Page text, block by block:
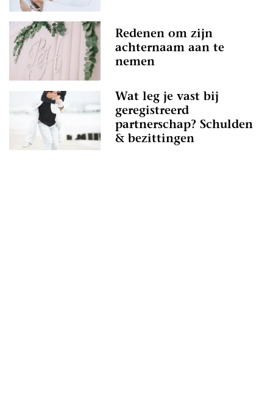
Redenen om zijn
achternaam aan te
nemen
Wat leg je vast bij
geregistreerd
partnerschap? Schulden
& bezittingen